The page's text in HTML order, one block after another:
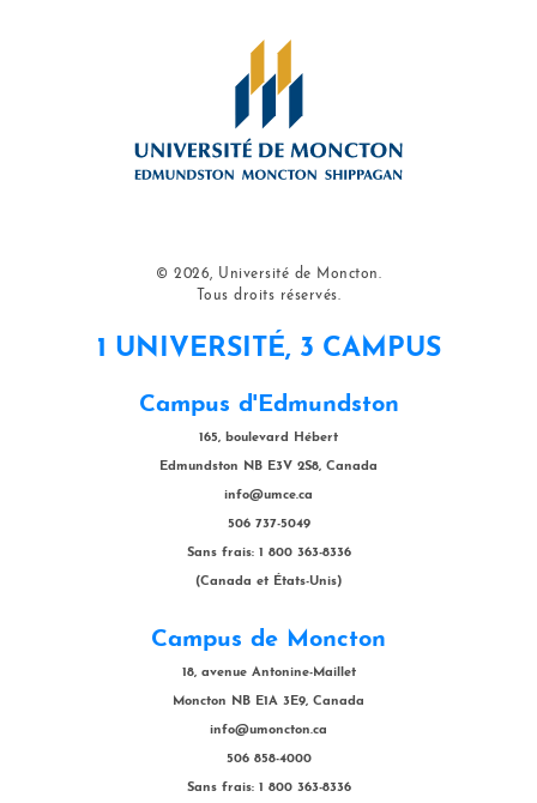
© 2026, Université de Moncton.
Tous droits réservés.
1 UNIVERSITÉ, 3 CAMPUS
Campus d'Edmundston
165, boulevard Hébert
Edmundston NB E3V 2S8, Canada
info@umce.ca
506 737-5049
Sans frais: 1 800 363-8336
(Canada et États-Unis)
Campus de Moncton
18, avenue Antonine-Maillet
Moncton NB E1A 3E9, Canada
info@umoncton.ca
506 858-4000
Sans frais: 1 800 363-8336